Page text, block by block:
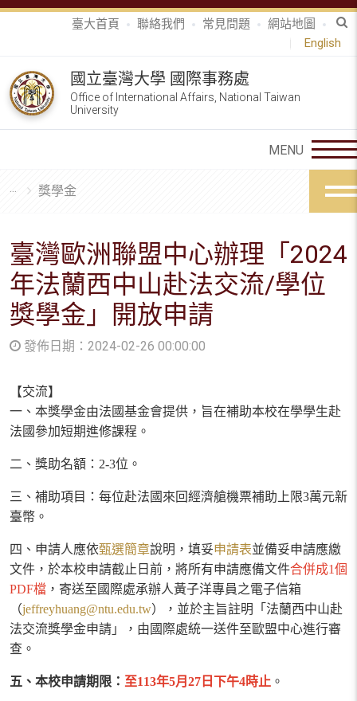
臺大首頁 聯絡我們 常見問題
網站地圖
English
國立臺灣大學 國際事務處
Office of International Affairs, National Taiwan
University
獎學金
臺灣歐洲聯盟中心辦理「2024
年法蘭西中山赴法交流/學位
獎學金」開放申請
發佈日期：2024-02-26 00:00:00
【交流】
一、本獎學金由法國基金會提供，旨在補助本校在學學生赴
法國參加短期進修課程。
二、獎助名額： 2-3位。
三、補助項目：每位赴法國來回經濟艙機票補助上限3萬元新
臺幣。
四、申請人應依甄選簡章說明，填妥申請表並備妥申請應繳
文件，於本校申請截止日前，將所有申請應備文件合併成1個
PDF檔 ，寄送至 國際處承辦人黃子洋專員之電子信箱
（jeffreyhuang@ntu.edu.tw），並於主旨註明「法蘭西中山赴
法交流獎學金申請」，由國際處統一送件至歐盟中心進行審
查。
五、本校申請期限： 至113年5月 27 日下午4時止 。